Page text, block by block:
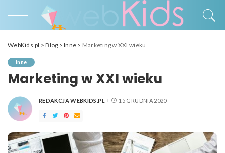
WebKids.pl >Blog >Inne > Marketing w XXI wieku
Inne
Marketing w XXI wieku
POSTED
REDAKCJA WEBKIDS.PL 15 GRUDNIA 2020